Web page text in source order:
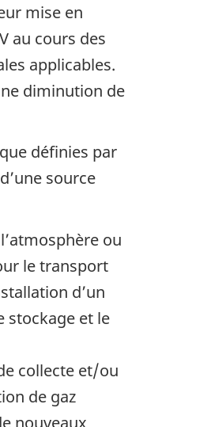
mise en
au cours des
applicables.
diminution de
définies par
source
ou
le transport
d’un
stockage et le
collecte et/ou
de gaz
nouveaux